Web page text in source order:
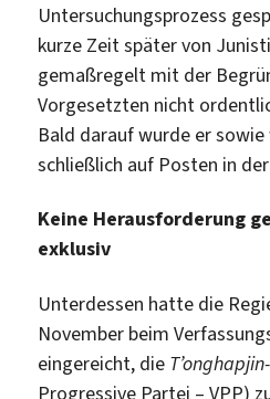
Untersuchungsprozess
kurze Zeit später von
gemaßregelt mit der
Vorgesetzten nicht
Bald darauf wurde er
schließlich auf Posten in
Keine Herausforderung
exklusiv
Unterdessen hatte die
November beim
eingereicht, die
Progressive Partei – VPP)